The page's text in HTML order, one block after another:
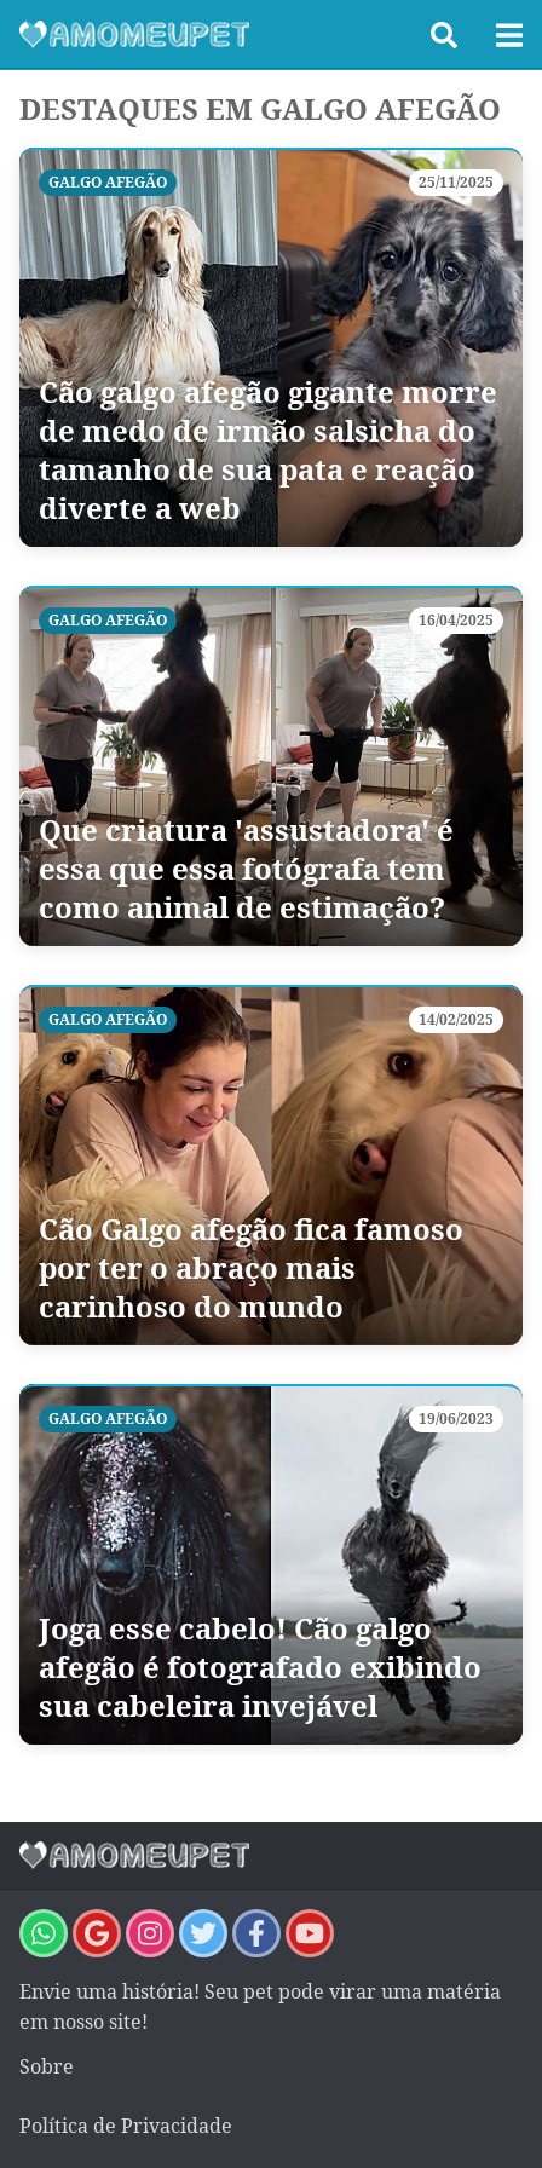
DESTAQUES EM GALGO AFEGÃO
GALGO AFEGÃO 25/11/2025
Cão galgo afegão gigante morre
de medo de irmão salsicha do
tamanho de sua pata e reação
diverte a web
GALGO AFEGÃO 16/04/2025
Que criatura 'assustadora' é
essa que essa fotógrafa tem
como animal de estimação?
GALGO AFEGÃO 14/02/2025
Cão Galgo afegão fica famoso
por ter o abraço mais
carinhoso do mundo
GALGO AFEGÃO 19/06/2023
Joga esse cabelo! Cão galgo
afegão é fotografado exibindo
sua cabeleira invejável
Envie uma história! Seu pet pode virar uma matéria
em nosso site!
Sobre
Política de Privacidade